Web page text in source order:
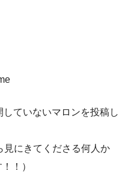
ていないマロンを投稿し
見にきてくださる何人か
！）